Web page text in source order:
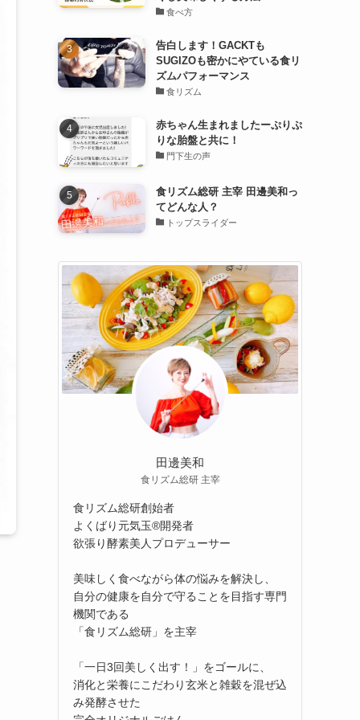
食べ方
告白します！GACKTも
SUGIZOも密かにやている食リ
ズムパフォーマンス
食リズム
赤ちゃん生まれましたーぷりぷ
りな胎盤と共に！
門下生の声
食リズム総研 主宰 田邊美和っ
てどんな人？
トップスライダー
田邊美和
食リズム総研 主宰
食リズム総研創始者
よくばり元気玉®開発者
欲張り酵素美人プロデューサー
美味しく食べながら体の悩みを解決し、
自分の健康を自分で守ることを目指す専門
機関である
「食リズム総研」を主宰
「一日3回美しく出す！」をゴールに、
消化と栄養にこだわり玄米と雑穀を混ぜ込
み発酵させた